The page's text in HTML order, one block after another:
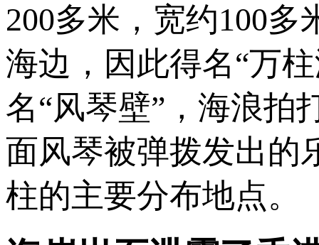
200多米，宽约100
海边，因此得名“万
名“风琴壁”，海浪拍
面风琴被弹拨发出的
柱的主要分布地点。